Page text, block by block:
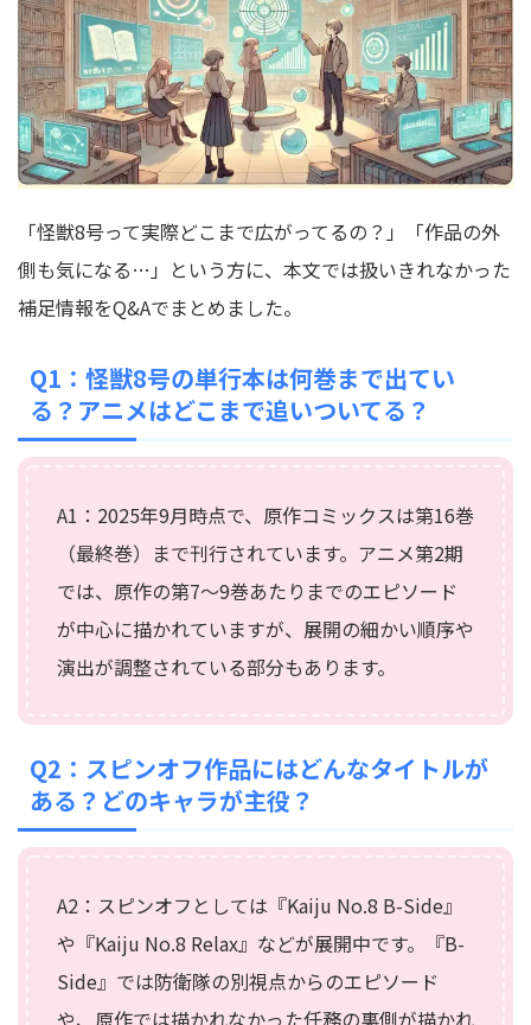
「怪獣8号って実際どこまで広がってるの？」「作品の外
側も気になる…」という方に、本文では扱いきれなかった
補足情報をQ&Aでまとめました。
Q1：怪獣8号の単行本は何巻まで出てい
る？アニメはどこまで追いついてる？
A1：2025年9月時点で、原作コミックスは第16巻
（最終巻）まで刊行されています。アニメ第2期
では、原作の第7〜9巻あたりまでのエピソード
が中心に描かれていますが、展開の細かい順序や
演出が調整されている部分もあります。
Q2：スピンオフ作品にはどんなタイトルが
ある？どのキャラが主役？
A2：スピンオフとしては『Kaiju No.8 B-Side』
や『Kaiju No.8 Relax』などが展開中です。『B-
Side』では防衛隊の別視点からのエピソード
や、原作では描かれなかった任務の裏側が描かれ